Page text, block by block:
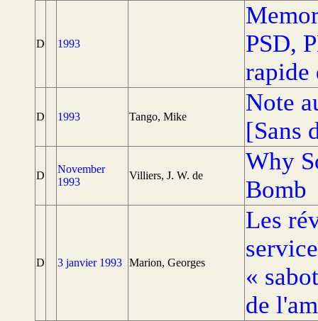
D 1993
PSD,
rapide
D 1993 Tango, Mike
Note
[Sans
D
November
1993
Villiers, J. W. de
Why
Bomb
D 3 janvier 1993 Marion, Georges
Les
«
de